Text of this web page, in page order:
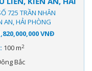
725 TRẦN NHÂN
AN, HẢI PHÒNG
VNĐ
100 m2
Bắc